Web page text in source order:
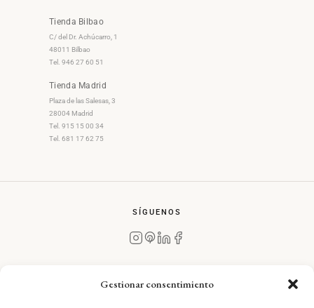
Gestionar consentimiento
Tienda Bilbao
C/ del Dr. Achúcarro, 1
48011 Bilbao
Tel. 946 27 60 51
Tienda Madrid
Plaza de las Salesas, 3
28004 Madrid
Tel. 915 15 00 34
Tel. 681 17 62 75
SÍGUENOS